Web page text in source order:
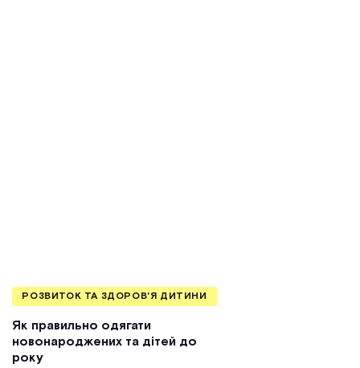
РОЗВИТОК ТА ЗДОРОВ'Я ДИТИНИ
Як правильно одягати
новонароджених та дітей до
року